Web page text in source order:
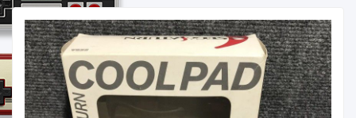
Consolas
Vídeos
Soundtracks